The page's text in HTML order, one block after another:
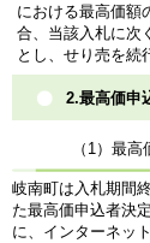
における最高価額
合、当該入札に次
とし、せり売を続
2.最高価申
（1）最
岐南町は入札期間
た最高価申込者決
に、インターネッ